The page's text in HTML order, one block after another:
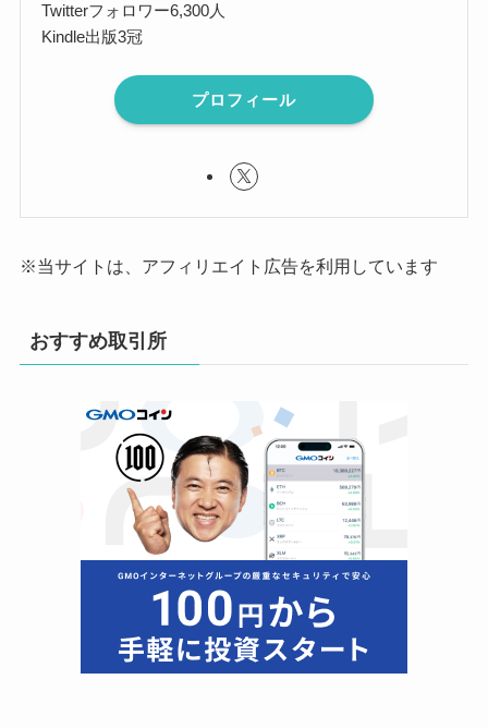
Twitterフォロワー6,300人
Kindle出版3冠
プロフィール
※当サイトは、アフィリエイト広告を利用しています
おすすめ取引所